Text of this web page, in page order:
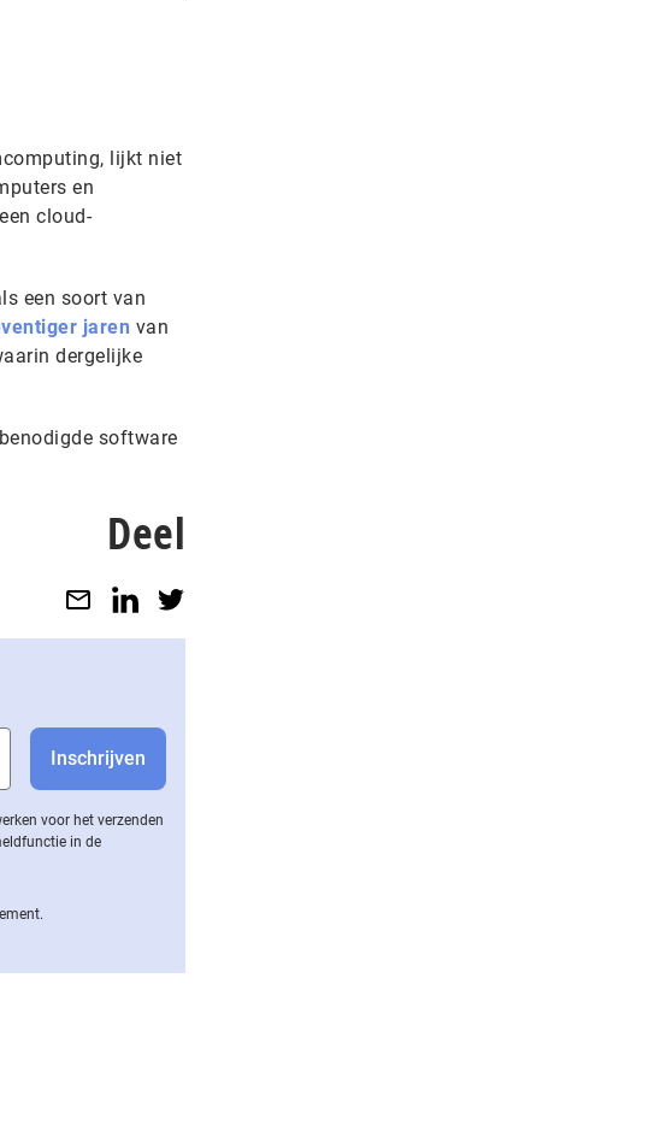
lijkt niet
en
cloud-
een soort van
jaren van
dergelijke
software
Deel
voor het verzenden
in de